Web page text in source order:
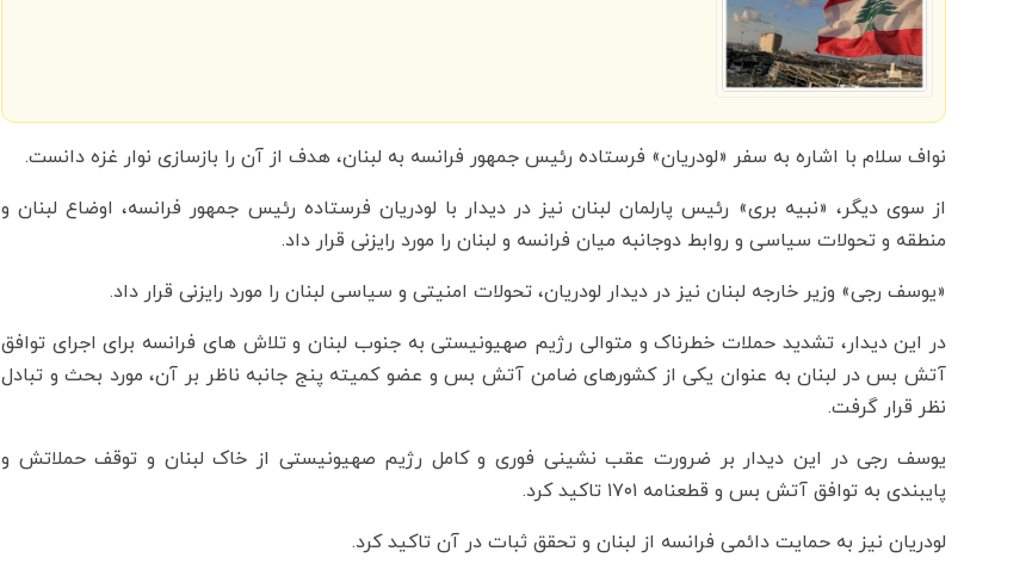
نواف سلام با اشاره به سفر «لودریان» فرستاده رئیس جمهور فرانسه به لبنان، هدف از آن را بازسازی نوار غزه دانست.
از سوی دیگر، «نبیه بری» رئیس پارلمان لبنان نیز در دیدار با لودریان فرستاده رئیس جمهور فرانسه، اوضاع لبنان و
منطقه و تحولات سیاسی و روابط دوجانبه میان فرانسه و لبنان را مورد رایزنی قرار داد.
«یوسف رجی» وزیر خارجه لبنان نیز در دیدار لودریان، تحولات امنیتی و سیاسی لبنان را مورد رایزنی قرار داد.
در این دیدار، تشدید حملات خطرناک و متوالی رژیم صهیونیستی به جنوب لبنان و تلاش های فرانسه برای اجرای توافق
آتش بس در لبنان به عنوان یکی از کشورهای ضامن آتش بس و عضو کمیته پنج جانبه ناظر بر آن، مورد بحث و تبادل
نظر قرار گرفت.
یوسف رجی در این دیدار بر ضرورت عقب نشینی فوری و کامل رژیم صهیونیستی از خاک لبنان و توقف حملاتش و
پایبندی به توافق آتش بس و قطعنامه ۱۷۰۱ تاکید کرد.
لودریان نیز به حمایت دائمی فرانسه از لبنان و تحقق ثبات در آن تاکید کرد.